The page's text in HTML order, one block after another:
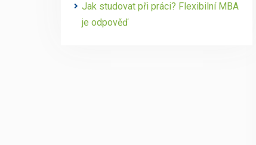
Jak studovat při práci? Flexibilní MBA
je odpověď